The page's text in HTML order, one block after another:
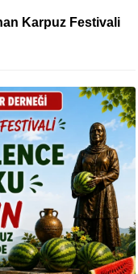
Karpuz Festivali